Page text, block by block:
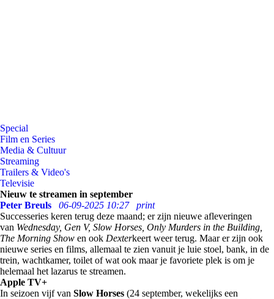
Special
Film en Series
Media & Cultuur
Streaming
Trailers & Video's
Televisie
Nieuw te streamen in september
Peter Breuls
06-09-2025 10:27
print
Successeries keren terug deze maand; er zijn nieuwe afleveringen
van Wednesday, Gen V, Slow Horses, Only Murders in the Building,
The Morning Show en ook Dexterkeert weer terug. Maar er zijn ook
nieuwe series en films, allemaal te zien vanuit je luie stoel, bank, in de
trein, wachtkamer, toilet of wat ook maar je favoriete plek is om je
helemaal het lazarus te streamen.
Apple TV+
In seizoen vijf van Slow Horses (24 september, wekelijks een